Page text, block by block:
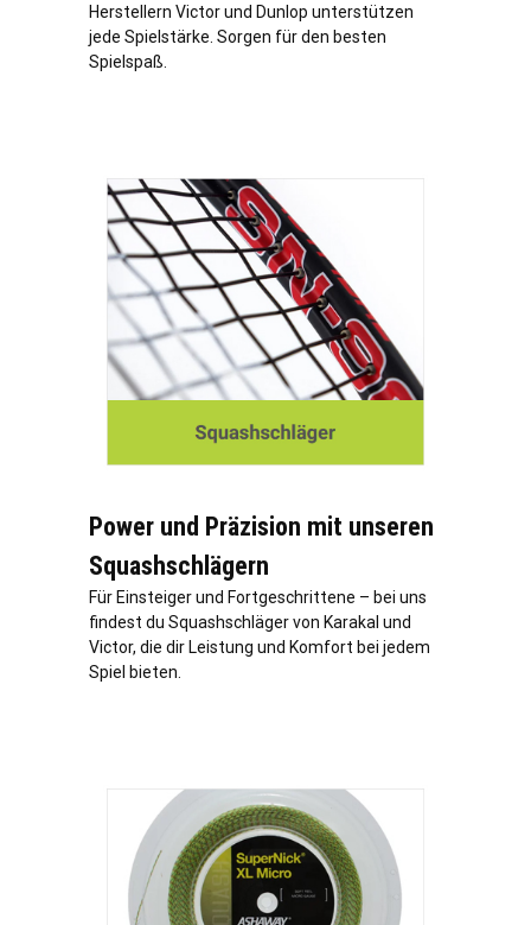
Herstellern Victor und Dunlop unterstützen
jede Spielstärke. Sorgen für den besten
Spielspaß.
Power und Präzision mit unseren
Squashschlägern
Für Einsteiger und Fortgeschrittene – bei uns
findest du Squashschläger von Karakal und
Victor, die dir Leistung und Komfort bei jedem
Spiel bieten.